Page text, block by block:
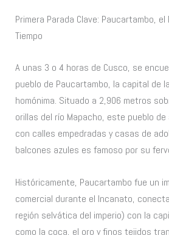
Primera Parada Clave: Paucartambo,
Tiempo
A unas 3 o 4 horas de Cusco, se
pueblo de Paucartambo, la capital de
homónima. Situado a 2,906 metros
orillas del río Mapacho, este pueblo
con calles empedradas y casas de
balcones azules es famoso por su
Históricamente, Paucartambo fue un
comercial durante el Incanato,
región selvática del imperio) con la
como la coca, el oro y finos tejidos